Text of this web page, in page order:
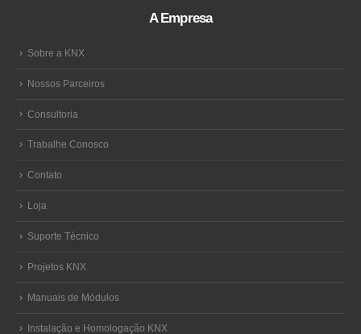
A Empresa
Sobre a KNX
Nossos Parceiros
Consultoria
Trabalhe Conosco
Contato
Loja
Suporte Técnico
Projetos KNX
Manuais de Módulos
Instalação e Homologação KNX